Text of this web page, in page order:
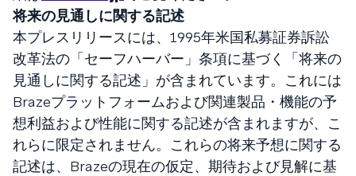
将来の見通しに関する記述
本プレスリリースには、1995年米国私募証券訴訟
改革法の「セーフハーバー」条項に基づく「将来の
見通しに関する記述」が含まれています。これには
Brazeプラットフォームおよび関連製品・機能の予
想利益および性能に関する記述が含まれますが、こ
れらに限定されません。これらの将来予想に関する
記述は、Brazeの現在の仮定、期待および見解に基